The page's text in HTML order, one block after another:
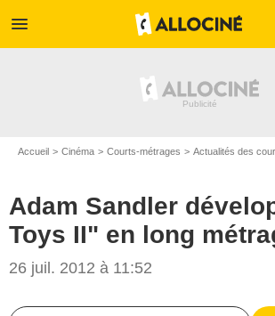
menu
Accueil Cinéma Courts-métrages Actualités des
Adam Sandler
Toys II" en long
26 juil. 2012 à 11:52